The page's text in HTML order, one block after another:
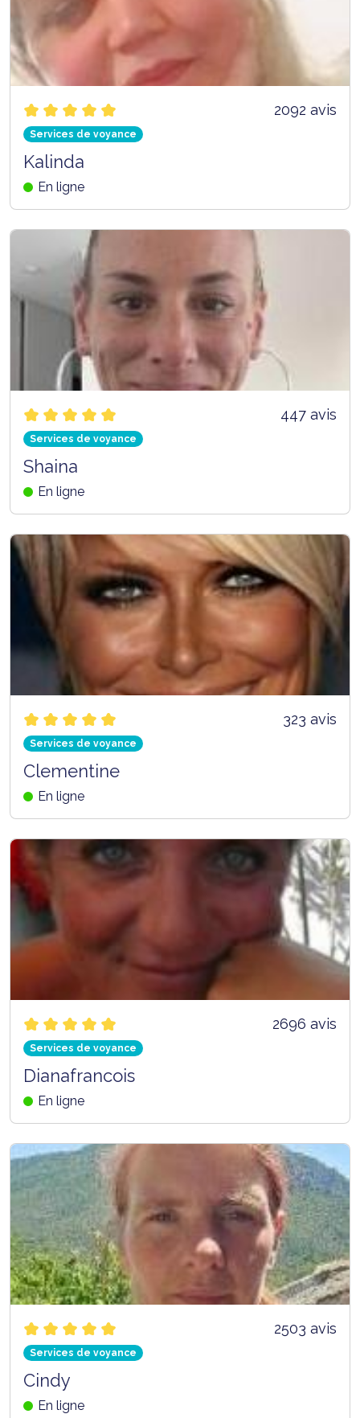
2092 avis
Services de voyance
Kalinda
En ligne
447 avis
Services de voyance
Shaina
En ligne
323 avis
Services de voyance
Clementine
En ligne
2696 avis
Services de voyance
Dianafrancois
En ligne
2503 avis
Services de voyance
Cindy
En ligne